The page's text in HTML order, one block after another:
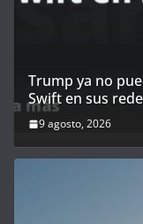
Trump ya no
Swift en sus
9 agosto, 2026